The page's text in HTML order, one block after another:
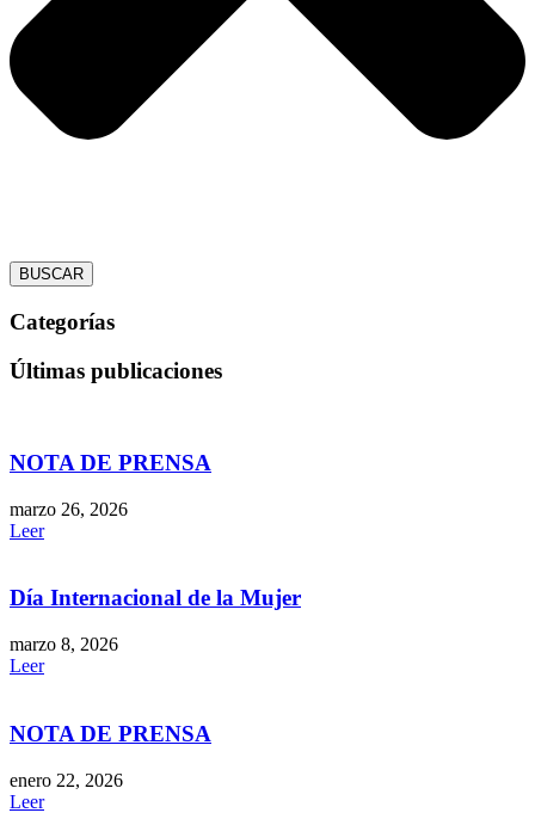
BUSCAR
Categorías
Últimas publicaciones
NOTA DE PRENSA
marzo 26, 2026
Leer
Día Internacional de la Mujer
marzo 8, 2026
Leer
NOTA DE PRENSA
enero 22, 2026
Leer